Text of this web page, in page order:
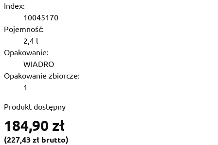
Index:
10045170
Pojemność:
2,4 l
Opakowanie:
WIADRO
Opakowanie zbiorcze:
1
Produkt dostępny
184,90 zł
(227,43 zł brutto)